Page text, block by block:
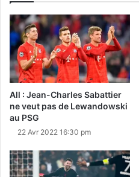
All : Jean-Charles Sabattier
ne veut pas de Lewandowski
au PSG
22 Avr 2022 16:30 pm